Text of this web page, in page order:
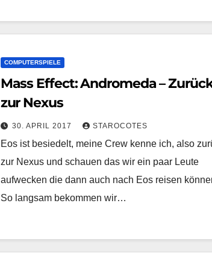
COMPUTERSPIELE
Mass Effect: Andromeda –
zur Nexus
30. APRIL 2017 STAROCOTES
Eos ist besiedelt, meine Crew kenne ich, also
zur Nexus und schauen das wir ein paar Leute
aufwecken die dann auch nach Eos reisen
So langsam bekommen wir…